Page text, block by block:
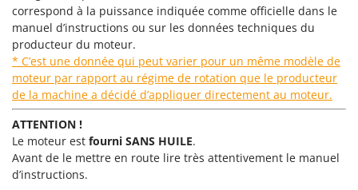
Pulvérisateurs
Pulvérisateurs portés
R
Rafraîchisseurs d'air par évaporation
Rampes de chargement en aluminium
Râpes à fromage électriques
Râteaux pour tracteur
Remplisseuses
GRIFO
GVS
GYS
H
Hailo
Helvi
Henx
HiKOKI
correspond à la puissance indiquée comme officielle dans le
manuel d’instructions ou sur les données techniques du
producteur du moteur.
* C’est une donnée qui peut varier pour un même modèle de
moteur par rapport au régime de rotation que le producteur
de la machine a décidé d’appliquer directement au moteur.
ATTENTION !
Le moteur est fourni SANS HUILE.
Avant de le mettre en route lire très attentivement le manuel
d’instructions.